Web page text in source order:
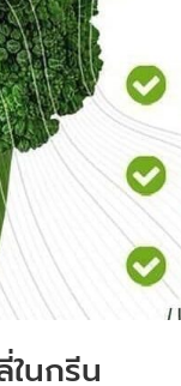
ในกรีน